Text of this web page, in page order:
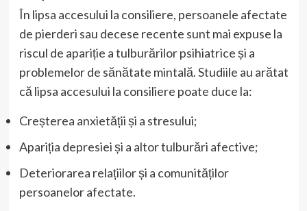
În lipsa accesului la consiliere, persoanele afectate
de pierderi sau decese recente sunt mai expuse la
riscul de apariție a tulburărilor psihiatrice și a
problemelor de sănătate mintală. Studiile au arătat
că lipsa accesului la consiliere poate duce la:
Creșterea anxietății și a stresului;
Apariția depresiei și a altor tulburări afective;
Deteriorarea relațiilor și a comunităților
persoanelor afectate.